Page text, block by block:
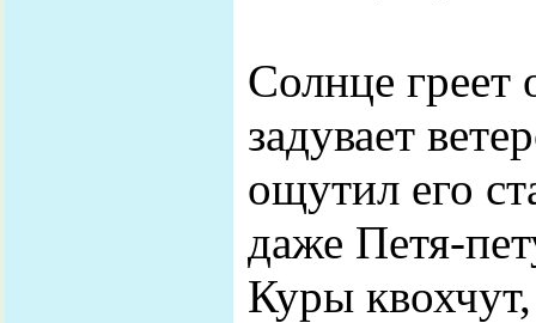
Солнце греет
задувает
ощутил его
даже Петя-
Куры